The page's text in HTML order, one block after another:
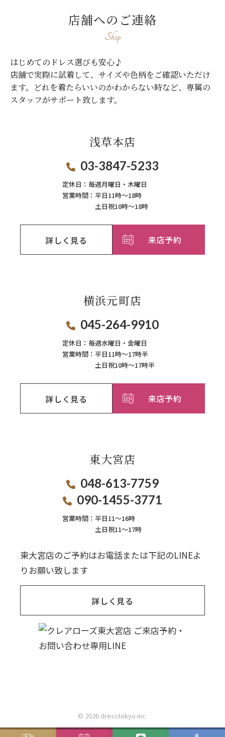
店舗へのご連絡
Shop
はじめてのドレス選びも安心♪
店舗で実際に試着して、サイズや色柄をご確認いただけ
ます。
どれを着たらいいのかわからない時など、専属の
スタッフがサポート致します。
浅草本店
03-3847-5233
定休日： 毎週月曜日・木曜日
営業時間： 平日11時～18時
土日祝10時～18時
詳しく見る 来店予約
横浜元町店
045-264-9910
定休日： 毎週⽔曜⽇‧⾦曜⽇
営業時間： 平日11時～17時半
土日祝10時～17時半
詳しく見る 来店予約
東大宮店
048-613-7759
090-1455-3771
営業時間： 平日11〜16時
土日祝11〜17時
東大宮店のご予約はお電話または下記のLINEよ
りお願い致します
詳しく見る
© 2026 dresstokyo inc.